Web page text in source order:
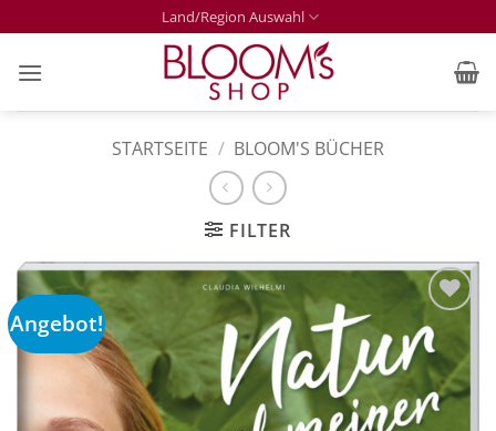
Inhalt
springen
Land/Region Auswahl
STARTSEITE / BLOOM'S BÜCHER
FILTER
Angebot!
Zur
Merkliste
hinzufügen